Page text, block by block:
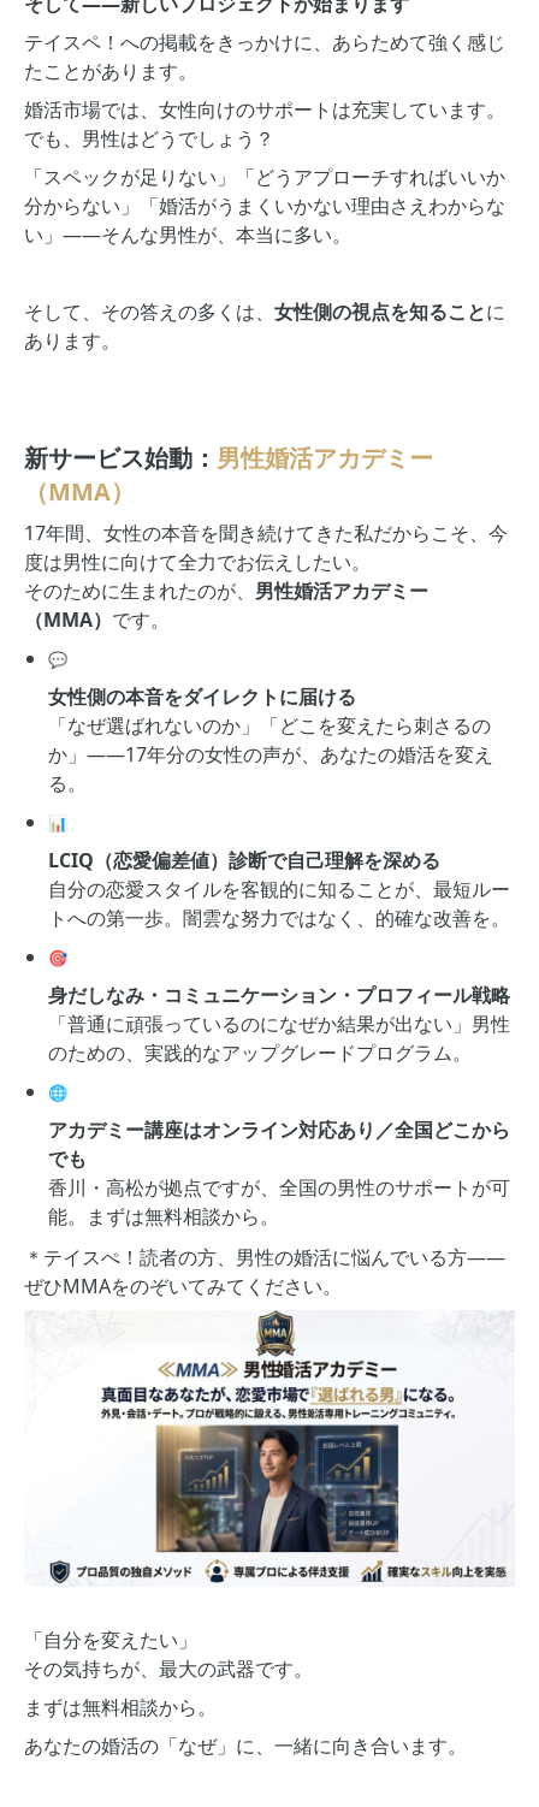
テイスペ！への掲載をきっかけに、あらためて強く感じ
たことがあります。
婚活市場では、女性向けのサポートは充実しています。
でも、男性はどうでしょう？
「スペックが足りない」「どうアプローチすればいいか
分からない」「婚活がうまくいかない理由さえわからな
い」——そんな男性が、本当に多い。
そして、その答えの多くは、 女性側の視点を知ることに
あります。
新サービス始動： 男性婚活アカデミー
（MMA）
17年間、女性の本音を聞き続けてきた私だからこそ、今
度は男性に向けて全力でお伝えしたい。
そのために生まれたのが、 男性婚活アカデミー
（MMA） です。
💬
女性側の本音をダイレクトに届ける
「なぜ選ばれないのか」「どこを変えたら刺さるの
か」——17年分の女性の声が、あなたの婚活を変え
る。
📊
LCIQ（恋愛偏差値）診断で自己理解を深める
自分の恋愛スタイルを客観的に知ることが、最短ルー
トへの第一歩。闇雲な努力ではなく、的確な改善を。
🎯
身だしなみ・コミュニケーション・プロフィール戦略
「普通に頑張っているのになぜか結果が出ない」男性
のための、実践的なアップグレードプログラム。
🌐
アカデミー講座はオンライン対応あり／全国どこから
でも
香川・高松が拠点ですが、全国の男性のサポートが可
能。まずは無料相談から。
＊テイスぺ！読者の方、男性の婚活に悩んでいる方——
ぜひMMAをのぞいてみてください。
「自分を変えたい」
その気持ちが、最大の武器です。
まずは無料相談から。
あなたの婚活の「なぜ」に、一緒に向き合います。